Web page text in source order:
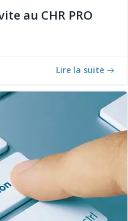
au CHR PRO
Lire la suite